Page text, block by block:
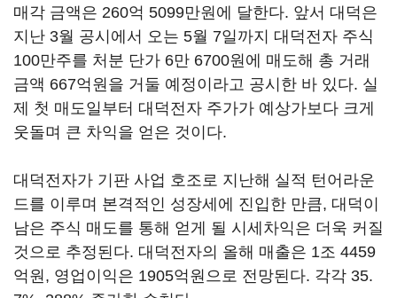
매각 금액은 260억 5099만원에 달한다. 앞서 대덕은
지난 3월 공시에서 오는 5월 7일까지 대덕전자 주식
100만주를 처분 단가 6만 6700원에 매도해 총 거래
금액 667억원을 거둘 예정이라고 공시한 바 있다. 실
제 첫 매도일부터 대덕전자 주가가 예상가보다 크게
웃돌며 큰 차익을 얻은 것이다.
대덕전자가 기판 사업 호조로 지난해 실적 턴어라운
드를 이루며 본격적인 성장세에 진입한 만큼, 대덕이
남은 주식 매도를 통해 얻게 될 시세차익은 더욱 커질
것으로 추정된다. 대덕전자의 올해 매출은 1조 4459
억원, 영업이익은 1905억원으로 전망된다. 각각 35.